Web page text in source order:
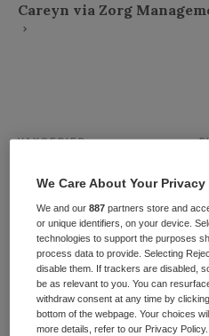
Careyn via Zorg
VAKGEBIED
Verpleeghuis
27 februari 2026
ERVARING
Ervaren
We Care About Your Privacy
We and our887 partners store and
or unique identifiers, on your device.
technologies to support the purposes
process data to provide. Selecting
disable them. If trackers are disabled,
be as relevant to you. You can
withdraw consent at any time by
bottom of the webpage. Your choices
more details, refer to our Privacy Policy.